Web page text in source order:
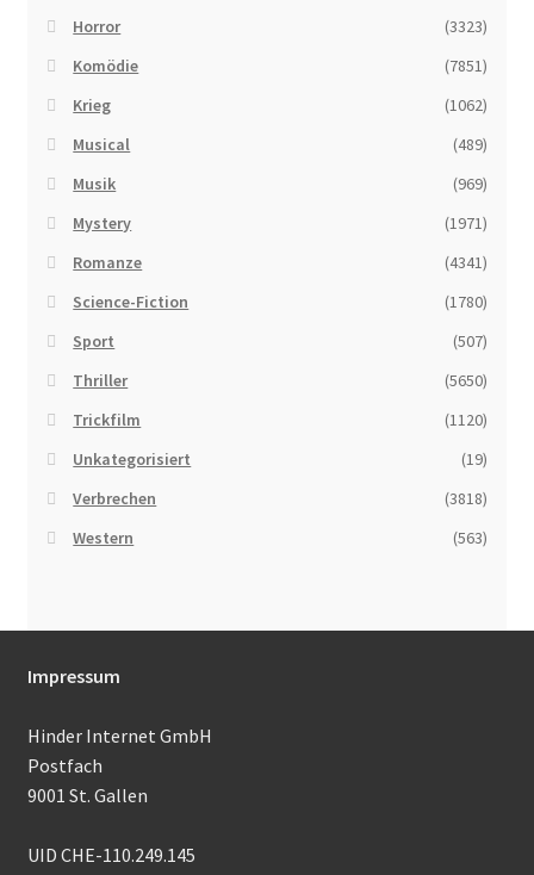
Horror
(3323)
Komödie
(7851)
Krieg
(1062)
Musical
(489)
Musik
(969)
Mystery
(1971)
Romanze
(4341)
Science-Fiction
(1780)
Sport
(507)
Thriller
(5650)
Trickfilm
(1120)
Unkategorisiert
(19)
Verbrechen
(3818)
Western
(563)
Impressum
Hinder Internet GmbH
Postfach
9001 St. Gallen
UID CHE-110.249.145